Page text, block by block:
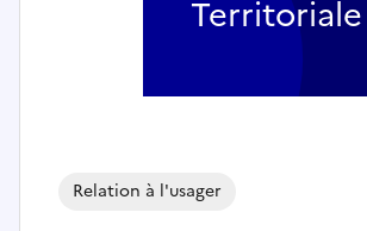
Relation à l'usager
Territoriale